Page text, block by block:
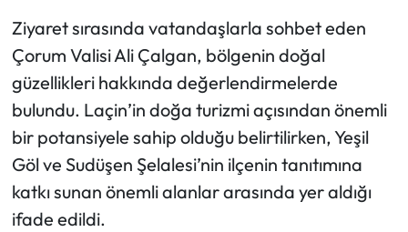
Ziyaret sırasında vatandaşlarla sohbet eden
Çorum Valisi Ali Çalgan, bölgenin doğal
güzellikleri hakkında değerlendirmelerde
bulundu. Laçin’in doğa turizmi açısından önemli
bir potansiyele sahip olduğu belirtilirken, Yeşil
Göl ve Sudüşen Şelalesi’nin ilçenin tanıtımına
katkı sunan önemli alanlar arasında yer aldığı
ifade edildi.
Resmi İlan
Resmi Reklam
Sağlık
Siyaset